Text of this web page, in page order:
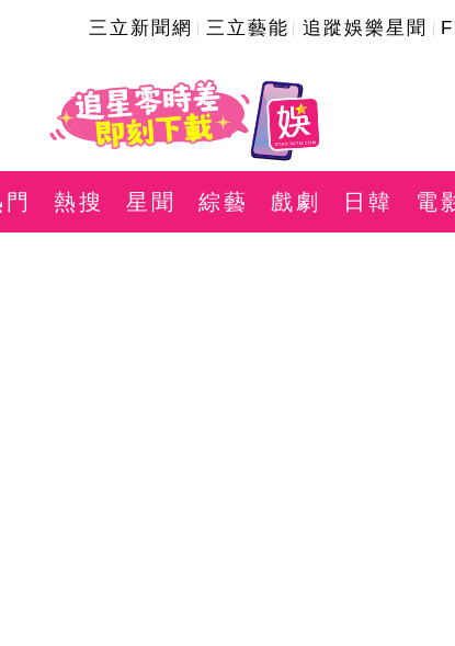
三立新聞網 三立藝能 追蹤娛樂星聞
熱搜 星聞 綜藝 戲劇 日韓 電